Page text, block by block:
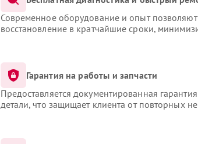
Современное оборудование и опыт позволяют
восстановление в кратчайшие сроки,
Гарантия на работы и запчасти
Предоставляется документированная
детали, что защищает клиента от повторных